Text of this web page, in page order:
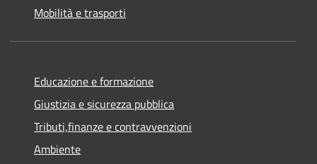
Mobilità e trasporti
Educazione e formazione
Giustizia e sicurezza pubblica
Tributi,finanze e contravvenzioni
Ambiente